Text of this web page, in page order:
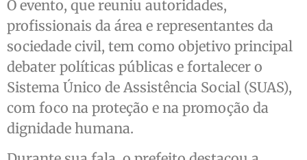
O evento, que reuniu autoridades,
profissionais da área e representantes da
sociedade civil, tem como objetivo principal
debater políticas públicas e fortalecer o
Sistema Único de Assistência Social (SUAS),
com foco na proteção e na promoção da
dignidade humana.